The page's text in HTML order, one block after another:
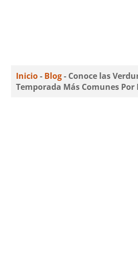
Inicio- Blog- Conoce las
Temporada Más Comunes Por